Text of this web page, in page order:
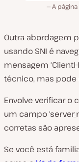
A
Outra abordagem
usando SNI é
mensagem
técnico, mas
Envolve verificar o
um campo
corretas são
Se você está